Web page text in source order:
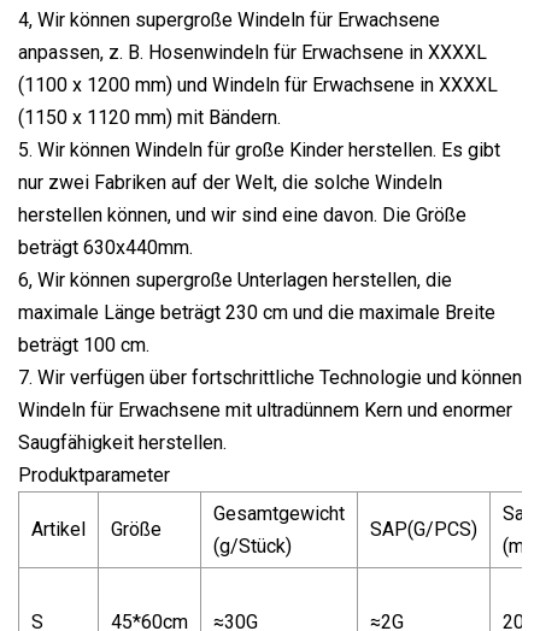
4, Wir können supergroße Windeln für Erwachsene
anpassen, z. B. Hosenwindeln für Erwachsene in XXXXL
(1100 x 1200 mm) und Windeln für Erwachsene in XXXXL
(1150 x 1120 mm) mit Bändern.
5. Wir können Windeln für große Kinder herstellen. Es gibt
nur zwei Fabriken auf der Welt, die solche Windeln
herstellen können, und wir sind eine davon. Die Größe
beträgt 630x440mm.
6, Wir können supergroße Unterlagen herstellen, die
maximale Länge beträgt 230 cm und die maximale Breite
beträgt 100 cm.
7. Wir verfügen über fortschrittliche Technologie und können
Windeln für Erwachsene mit ultradünnem Kern und enormer
Saugfähigkeit herstellen.
Produktparameter
Artikel Größe
Gesamtgewicht
(g/Stück)
SAP(G/PCS)
(ml/
S 45*60cm ≈30G ≈2G